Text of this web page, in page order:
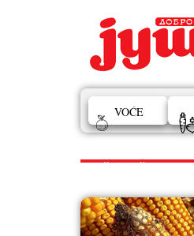
VOĆE
ZAŠTITA ČARDAKA